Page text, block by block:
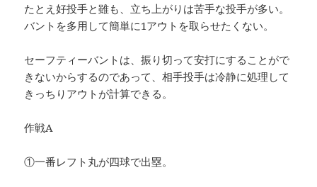
たとえ好投手と雖も、立ち上がりは苦手な投手が多い。
バントを多用して簡単に1アウトを取らせたくない。
セーフティーバントは、振り切って安打にすることがで
きないからするのであって、相手投手は冷静に処理して
きっちりアウトが計算できる。
作戦A
①一番レフト丸が四球で出塁。